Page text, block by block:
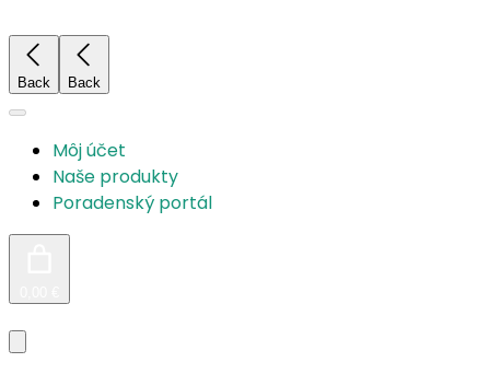
na
obsah
Back Back
Môj účet
Naše produkty
Poradenský portál